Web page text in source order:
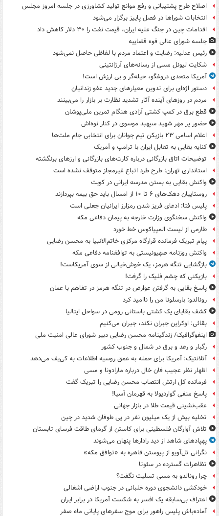
اصلاح طرح پشتیبانی و رفع موانع تولید کشاورزی در جلسه امروز مجلس
انتخابات شوراها در فصل پاییز برگزار می‌شود
اقدامات چین در جنگ علیه ایران، قیمت نفت را ۳۰ دلار کاهش داد
جلسه شورای عالی قوه قضاییه
رئیس عدلیه: رضایت و اعتماد مردم با لفاظی حاصل نمی‌شود
شکایت لیونل مسی از رسانه‌های آرژانتینی
آمریکا متحدی دروغگو، حیله‌گر و بی ارزش است!
دستور اژه‌ای برای تدوین معیارهای جدید عفو زندانیان
مردم در روزهای آینده آثار تشدید نظارت بر بازار را می‌بینند
قطع برق در کمپ کشتی آزادی هنگام تمرین ملی‌پوشان
حضور پر مهر شهید سپهبد موسوی در کنار نوه‌اش
اعلام اسامی ۲۳ بازیکن تیم جوانان برای انتخابی جام ملت‌ها
کنایه بقایی به تقابل ایران با ترامپ و آمریک
توضیحات اتاق بازرگانی درباره کارت‌های بازرگانی و ارزهای برنگشته
استانداری تهران: طرح طرد اتباع غیرمجاز متوقف نشده است
واکنش بقایی به بستن مدرسه ایرانی در کویت
روستاییان دهک‌های ۶ تا ۱۰ از امسال باید حق بیمه بپردازند
پلیس فتا: ادعای فریز شدن رمزارز ایرانیان جعلی است
واکنش سخنگوی وزارت خارجه به پیمان دفاعی مکه
طارمی از لیست المپیاکوس خط خورد
پیام تبریک فرمانده قرارگاه مرکزی خاتم‌الانبیا به محسن رضایی
واکنش روزنامه صهیونیستی به توافقنامه دفاعی مکه
بازگشایی تنگه هرمز، یک خوش‌خیالی از سوی آمریکاست!
بازیکنی که چشم فلیک را گرفت!
پاسخ بقایی به گرفتن عوارض در تنگه هرمز در تفاهم با عمان
رونالدو: بارسلونا من را ناامید کرد
کشف بقایای یک کشتی باستانی رومی در سواحل ایتالیا
بقائی: اوکراین جبران نکند، جبران می‌کنیم
اینفوگرافیک/ زندگینامه محسن رضایی دبیر شورای عالی امنیت‌ ملی
رگبار و رعد و برق در شمال و جنوب کشور
آتلانتیک: آمریکا برای حمله به عمق روسیه اطلاعات به کی‌یف می‌دهد
اظهار نظر عجیب فان خال درباره مارادونا و مسی
فرمانده کل ارتش انتصاب محسن رضایی را تبریک گفت
پاسخ منفی گواردیولا به قهرمان آسیا!
عقب‌نشینی قیمت طلا در بازار جهانی
تخلیه بیش از یک میلیون نفر در پی طوفان شدید در چین
تلاش آوارگان فلسطینی برای کاستن از گرمای طاقت فرسای تابستان
پهپادهای شاهد از دید رادارها پنهان می‌شوند
نگرانی تل‌آویو از پیوستن قاهره به «توافق مکه»
تظاهرات گسترده در سئوتا
چرا رونالدو به مسی تسلیت نگفت؟
خودکشی دانشجوی دوره خلبانی در جنوب اراضی اشغالی
اعتراف بی‌سابقه یک افسر به شکست آمریکا در برابر ایران
آماده‌باش پلیس راهور برای موج سفرهای پایانی ماه صفر